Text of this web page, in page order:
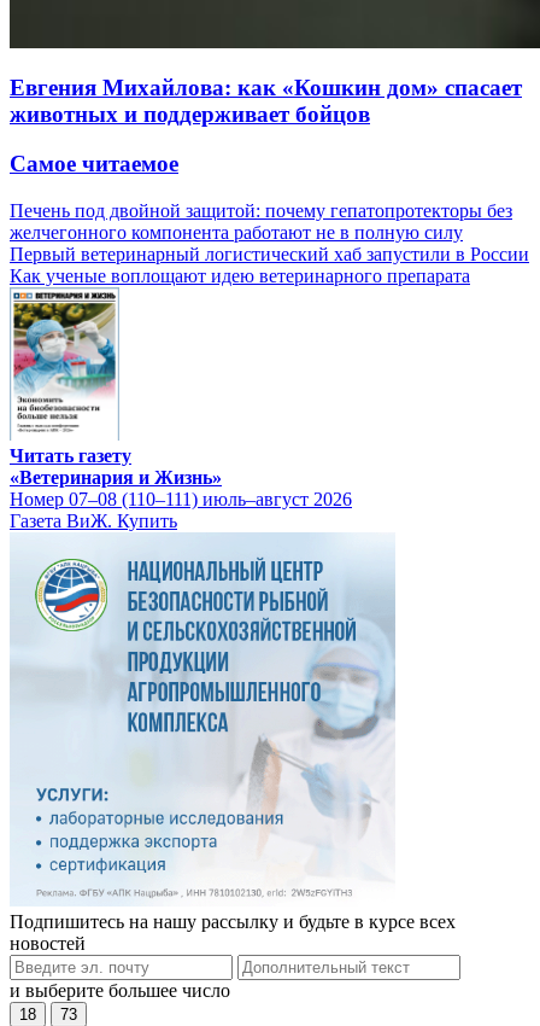
Евгения Михайлова: как «Кошкин дом» спасает
животных и поддерживает бойцов
Самое читаемое
Печень под двойной защитой: почему гепатопротекторы без
желчегонного компонента работают не в полную силу
Первый ветеринарный логистический хаб запустили в России
Как ученые воплощают идею ветеринарного препарата
Читать газету
«Ветеринария и Жизнь»
Номер 07–08 (110–111) июль–август 2026
Газета ВиЖ. Купить
Подпишитесь на нашу рассылку и будьте в курсе всех
новостей
и выберите большее число
18 73